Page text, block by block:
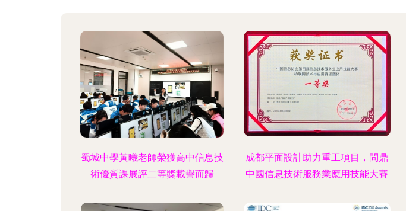
蜀城中學黃曦老師榮獲高中信息技
術優質課展評二等獎載譽而歸
成都平面設計助力重工項目，問鼎
中國信息技術服務業應用技能大賽